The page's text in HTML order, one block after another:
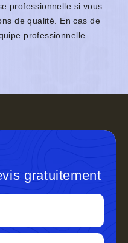
professionnelle si vous
de qualité. En cas de
professionnelle
gratuitement